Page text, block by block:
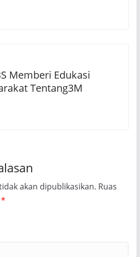
Memberi Edukasi
Tentang3M
akan dipublikasikan. Ruas
*